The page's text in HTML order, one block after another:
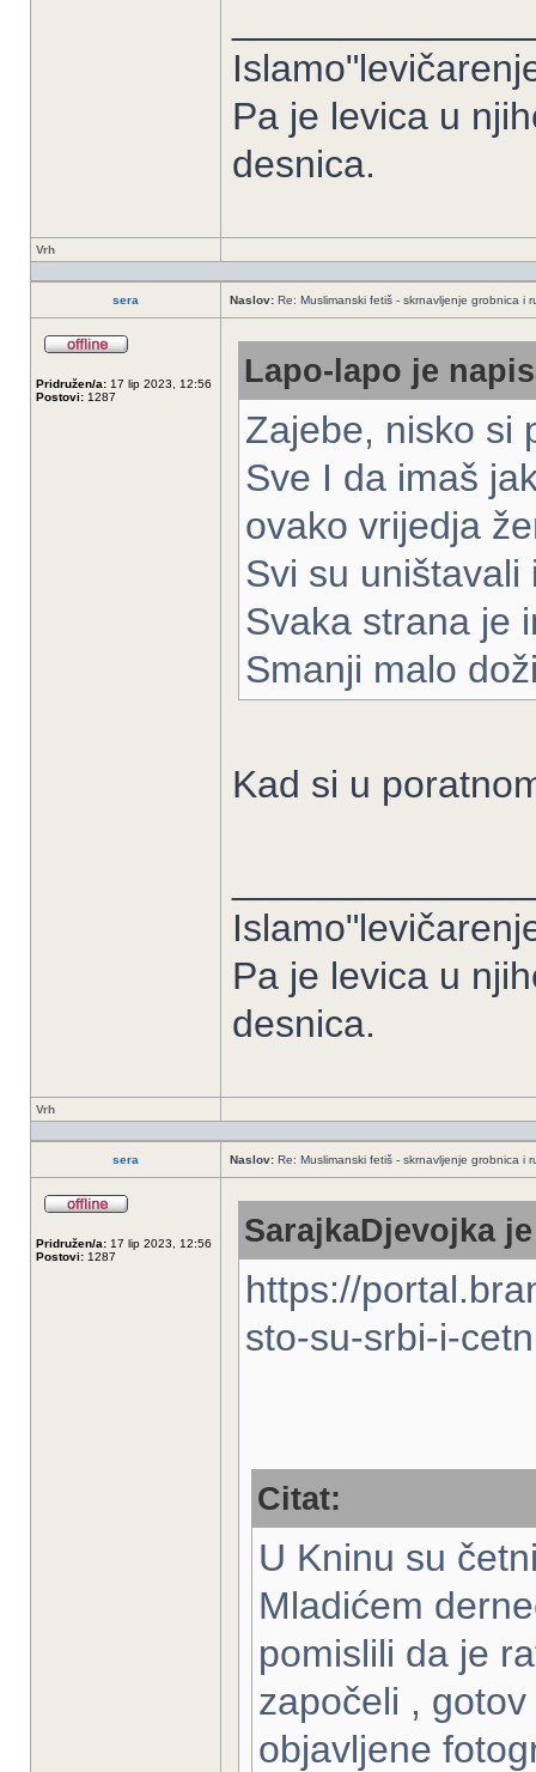
Pa je levica u
desnica.
Vrh
sera Naslov: Re: Muslimanski fetiš - skrnavljenje grobnica i
Pridružen/a: 17 lip 2023, 12:56
Postovi: 1287
Lapo-lapo je
Zajebe, nisko si
Sve I da imaš
ovako vrijedja
Svi su
Svaka strana je
Smanji malo
Kad si u
Pa je levica u
desnica.
Vrh
sera Naslov: Re: Muslimanski fetiš - skrnavljenje grobnica i
Pridružen/a: 17 lip 2023, 12:56
Postovi: 1287
SarajkaDjevojka
https://
sto-su-srbi-i-
Citat:
U Kninu su
Mladićem
pomislili da je
započeli ,
objavljene